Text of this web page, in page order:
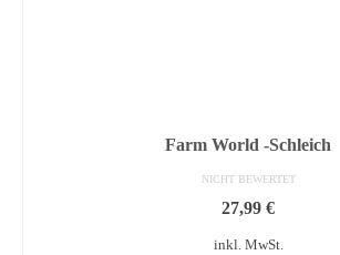
Farm World -Schleich
NICHT BEWERTET
27,99 €
inkl. MwSt.